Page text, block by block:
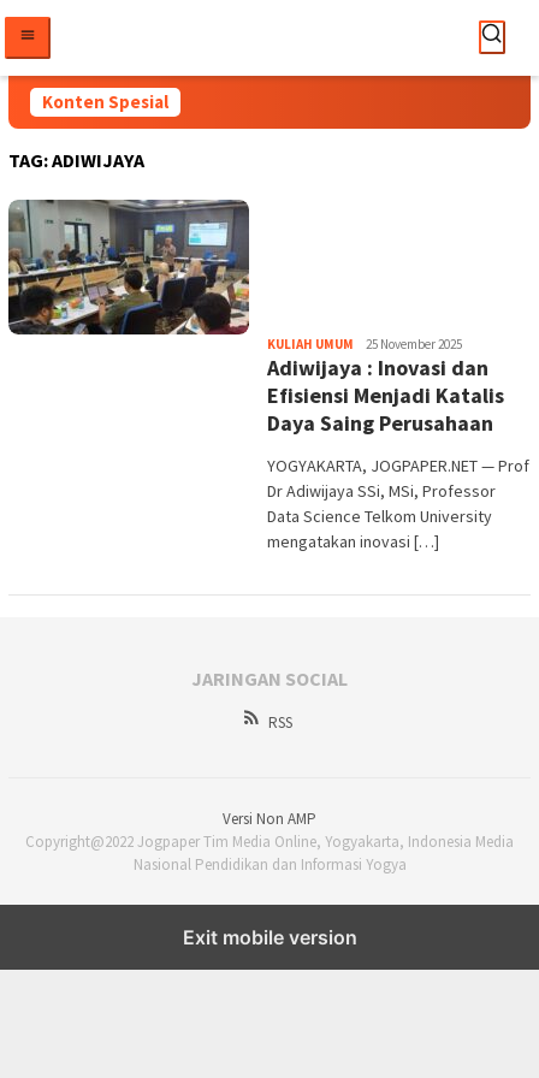
konten
Konten Spesial
TAG:ADIWIJAYA
KULIAH UMUM Heri
Purwata
25 November 2025
Adiwijaya : Inovasi dan
Efisiensi Menjadi Katalis
Daya Saing Perusahaan
YOGYAKARTA, JOGPAPER.NET — Prof
Dr Adiwijaya SSi, MSi, Professor
Data Science Telkom University
mengatakan inovasi […]
JARINGAN SOCIAL
RSS
Versi Non AMP
Copyright@2022 Jogpaper Tim Media Online, Yogyakarta, Indonesia Media
Nasional Pendidikan dan Informasi Yogya
Exit mobile version